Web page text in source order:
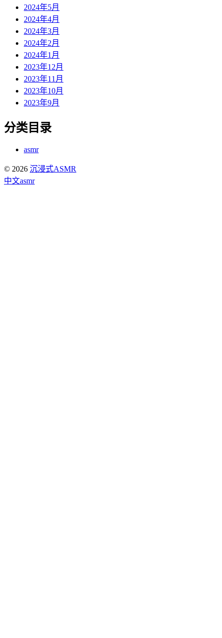
2024年5月
2024年4月
2024年3月
2024年2月
2024年1月
2023年12月
2023年11月
2023年10月
2023年9月
分类目录
asmr
© 2026 沉浸式ASMR
中文asmr